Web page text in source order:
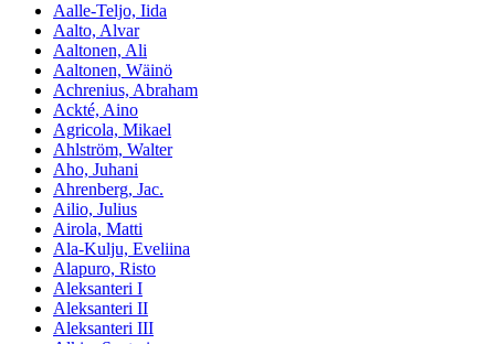
Aalle-Teljo, Iida
Aalto, Alvar
Aaltonen, Ali
Aaltonen, Wäinö
Achrenius, Abraham
Ackté, Aino
Agricola, Mikael
Ahlström, Walter
Aho, Juhani
Ahrenberg, Jac.
Ailio, Julius
Airola, Matti
Ala-Kulju, Eveliina
Alapuro, Risto
Aleksanteri I
Aleksanteri II
Aleksanteri III